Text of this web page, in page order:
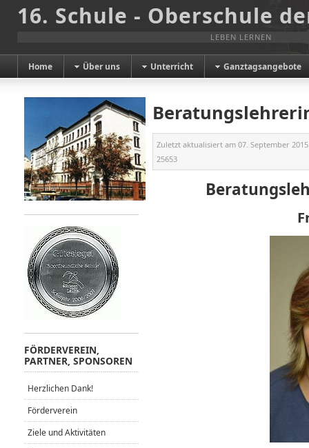
16. Schule - Oberschule
LEBEN LERNEN
Home Über uns Unterricht Ganztagsangebote
Zuletzt aktualisiert am 07. September 2015
25653
FÖRDERVEREIN,
PARTNER, SPONSOREN
Herzlichen Dank!
Förderverein
Ziele und Aktivitäten